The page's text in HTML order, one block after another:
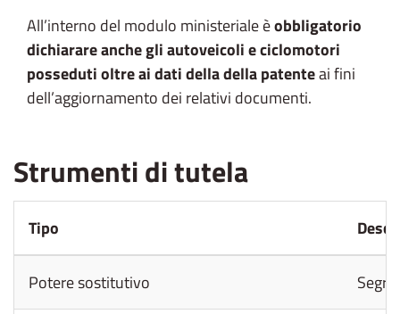
All’interno del modulo ministeriale èobbligatorio
dichiarare anche gli autoveicoli e ciclomotori
posseduti oltre ai dati della della patenteai fini
dell’aggiornamento dei relativi documenti.
Strumenti di tutela
Tipo
Potere sostitutivo